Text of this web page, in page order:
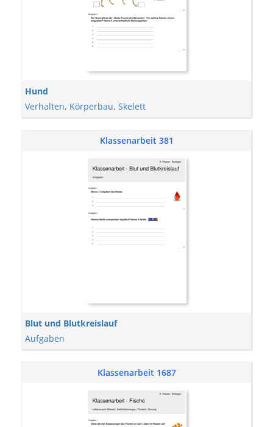
Hund
Verhalten, Körperbau, Skelett
Klassenarbeit 381
Blut und Blutkreislauf
Aufgaben
Klassenarbeit 1687